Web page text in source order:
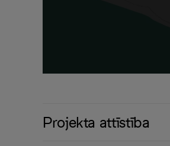
Projekta attīstība